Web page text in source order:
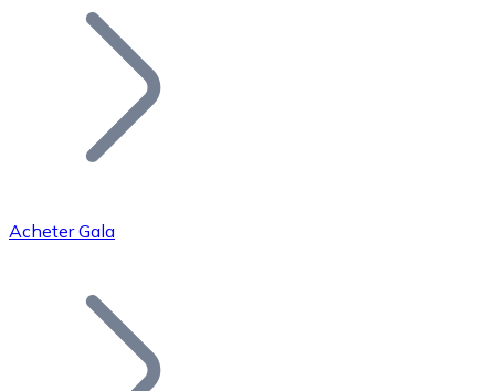
Ajoutez le token de votre projet à notre service
Bitcoin
Acheter Gala